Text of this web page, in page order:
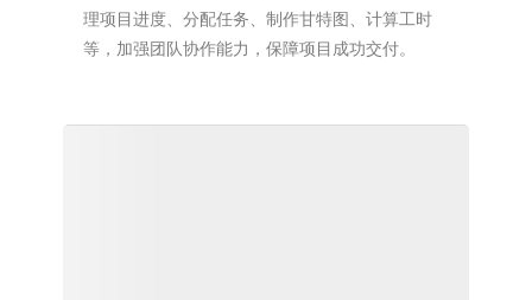
理项目进度、分配任务、制作甘特图、计算工时
等，加强团队协作能力，保障项目成功交付。